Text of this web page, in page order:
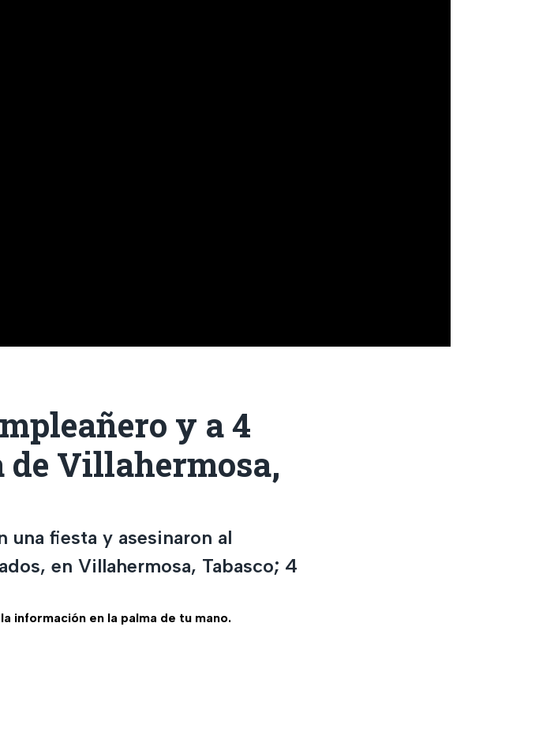
y a 4
Villahermosa,
fiesta y asesinaron al
en Villahermosa, Tabasco; 4
información en la palma de tu mano.